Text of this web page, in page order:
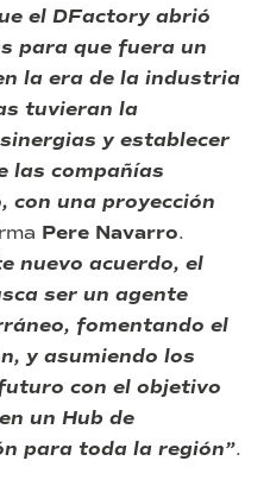
el DFactory abrió
para que fuera un
la era de la industria
tuvieran la
y establecer
las compañías
con una proyección
Pere Navarro.
nuevo acuerdo, el
ser un agente
fomentando el
y asumiendo los
con el objetivo
un Hub de
para toda la región”.